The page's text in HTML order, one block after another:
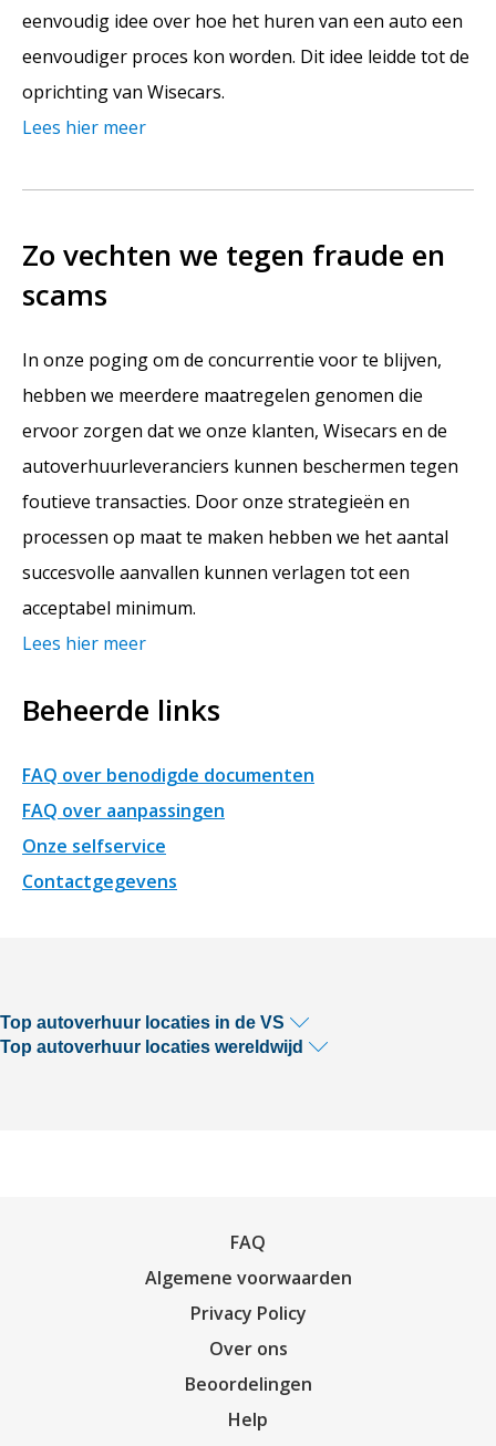
eenvoudig idee over hoe het huren van een auto een
eenvoudiger proces kon worden. Dit idee leidde tot de
oprichting van Wisecars.
Lees hier meer
Zo vechten we tegen fraude en
scams
In onze poging om de concurrentie voor te blijven,
hebben we meerdere maatregelen genomen die
ervoor zorgen dat we onze klanten, Wisecars en de
autoverhuurleveranciers kunnen beschermen tegen
foutieve transacties. Door onze strategieën en
processen op maat te maken hebben we het aantal
succesvolle aanvallen kunnen verlagen tot een
acceptabel minimum.
Lees hier meer
Beheerde links
FAQ over benodigde documenten
FAQ over aanpassingen
Onze selfservice
Contactgegevens
Top autoverhuur locaties in de VS
Top autoverhuur locaties wereldwijd
FAQ
Algemene voorwaarden
Privacy Policy
Over ons
Beoordelingen
Help